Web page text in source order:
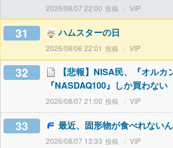
2026/08/07 22:00 VIP
31 ハムスターの日
2026/08/06 22:01 VIP
32
【悲報】NISA民、『オルカ
『NASDAQ100』しか買わない
2026/08/07 21:00 VIP
33 最近、固形物が食べれない
2026/08/07 13:33 VIP